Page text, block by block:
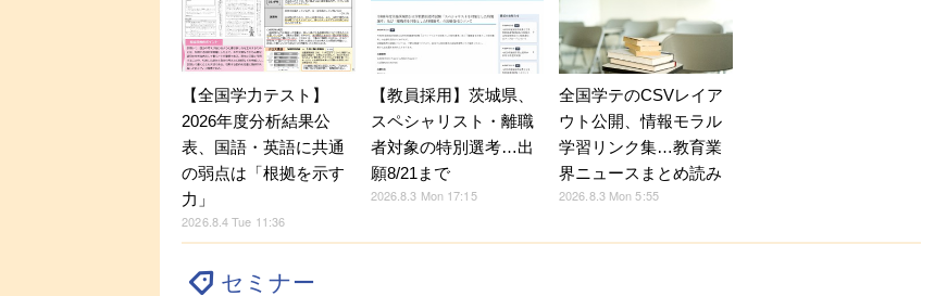
【全国学力テスト】
2026年度分析結果公
表、国語・英語に共通
の弱点は「根拠を示す
力」
2026.8.4 Tue 11:36
【教員採用】茨城県、
スペシャリスト・離職
者対象の特別選考…出
願8/21まで
2026.8.3 Mon 17:15
全国学テのCSVレイア
ウト公開、情報モラル
学習リンク集…教育業
界ニュースまとめ読み
2026.8.3 Mon 5:55
セミナー